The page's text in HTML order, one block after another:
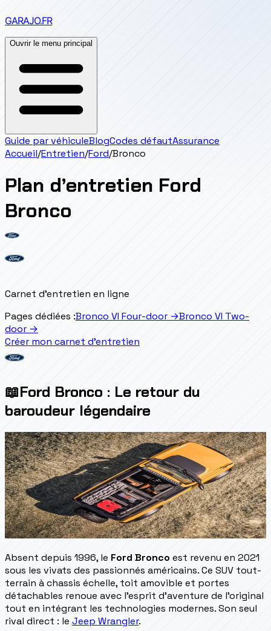
GARAJO.FR
Ouvrir le menu principal
Guide par véhiculeBlogCodes défautAssurance
Accueil/Entretien/Ford/Bronco
Plan d’entretien Ford
Bronco
Carnet d'entretien en ligne
Pages dédiées :Bronco VI Four-door →Bronco VI Two-
door →
Créer mon carnet d'entretien
📖Ford Bronco : Le retour du
baroudeur légendaire
Absent depuis 1996, le Ford Bronco est revenu en 2021
sous les vivats des passionnés américains. Ce SUV tout-
terrain à chassis échelle, toit amovible et portes
détachables renoue avec l'esprit d'aventure de l'original
tout en intégrant les technologies modernes. Son seul
rival direct : le Jeep Wrangler.